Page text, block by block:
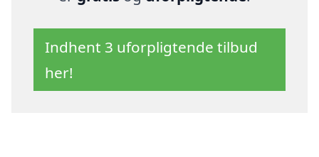
Indhent 3 uforpligtende tilbud
her!